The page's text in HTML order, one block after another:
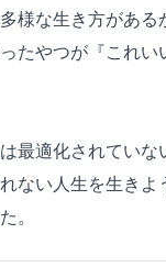
様な生き方があ
たやつが『これい
最適化されていな
ない人生を生き
。